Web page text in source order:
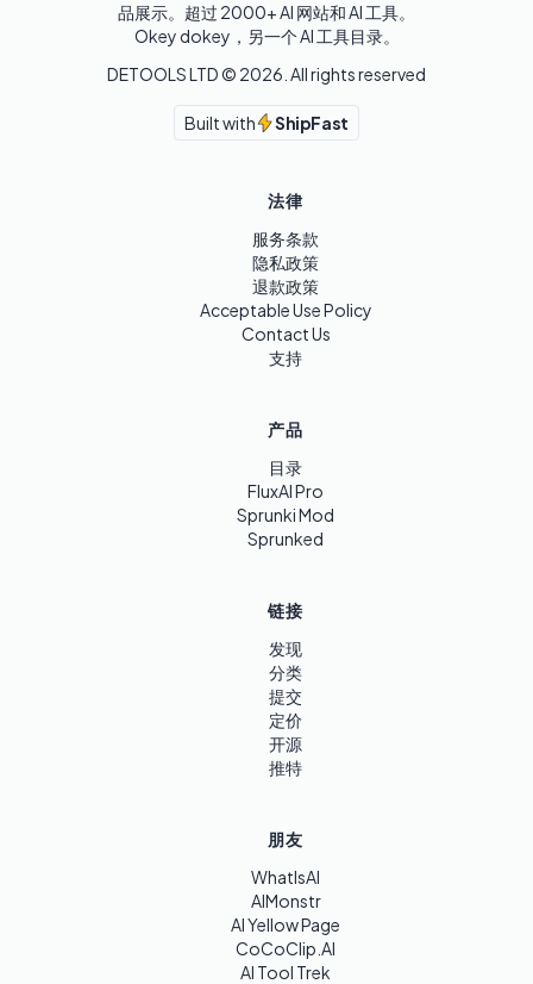
品展示。超过 2000+ AI 网站和 AI 工具。
Okey dokey，另一个 AI 工具目录。
DETOOLS LTD © 2026 . All rights reserved
Built with ShipFast
法律
服务条款
隐私政策
退款政策
Acceptable Use Policy
Contact Us
支持
产品
目录
FluxAI Pro
Sprunki Mod
Sprunked
链接
发现
分类
提交
定价
开源
推特
朋友
WhatIsAI
AIMonstr
AI Yellow Page
CoCoClip.AI
AI Tool Trek